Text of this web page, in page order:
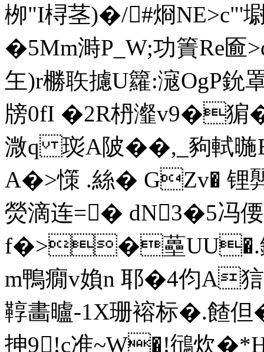
栁"I桪茎)�/#烱NE>с"'
�5Mm溡P_W;功簀Re匬
玍)r橳聅攄U籮:滱OgP鈗
牓0fI �2R枬瀣v9�猏
溦q 珳A陂��,_豞軾
A�>憡 .絲� GZv� 锂顨
熒滴连=� dN3�5冯
f�>�蘲UU�.鑈
m鴨癇v媍n 耶�4伨
鞟畵曥-1X珊褣标�.
抻9!c准~W�!鴴炊